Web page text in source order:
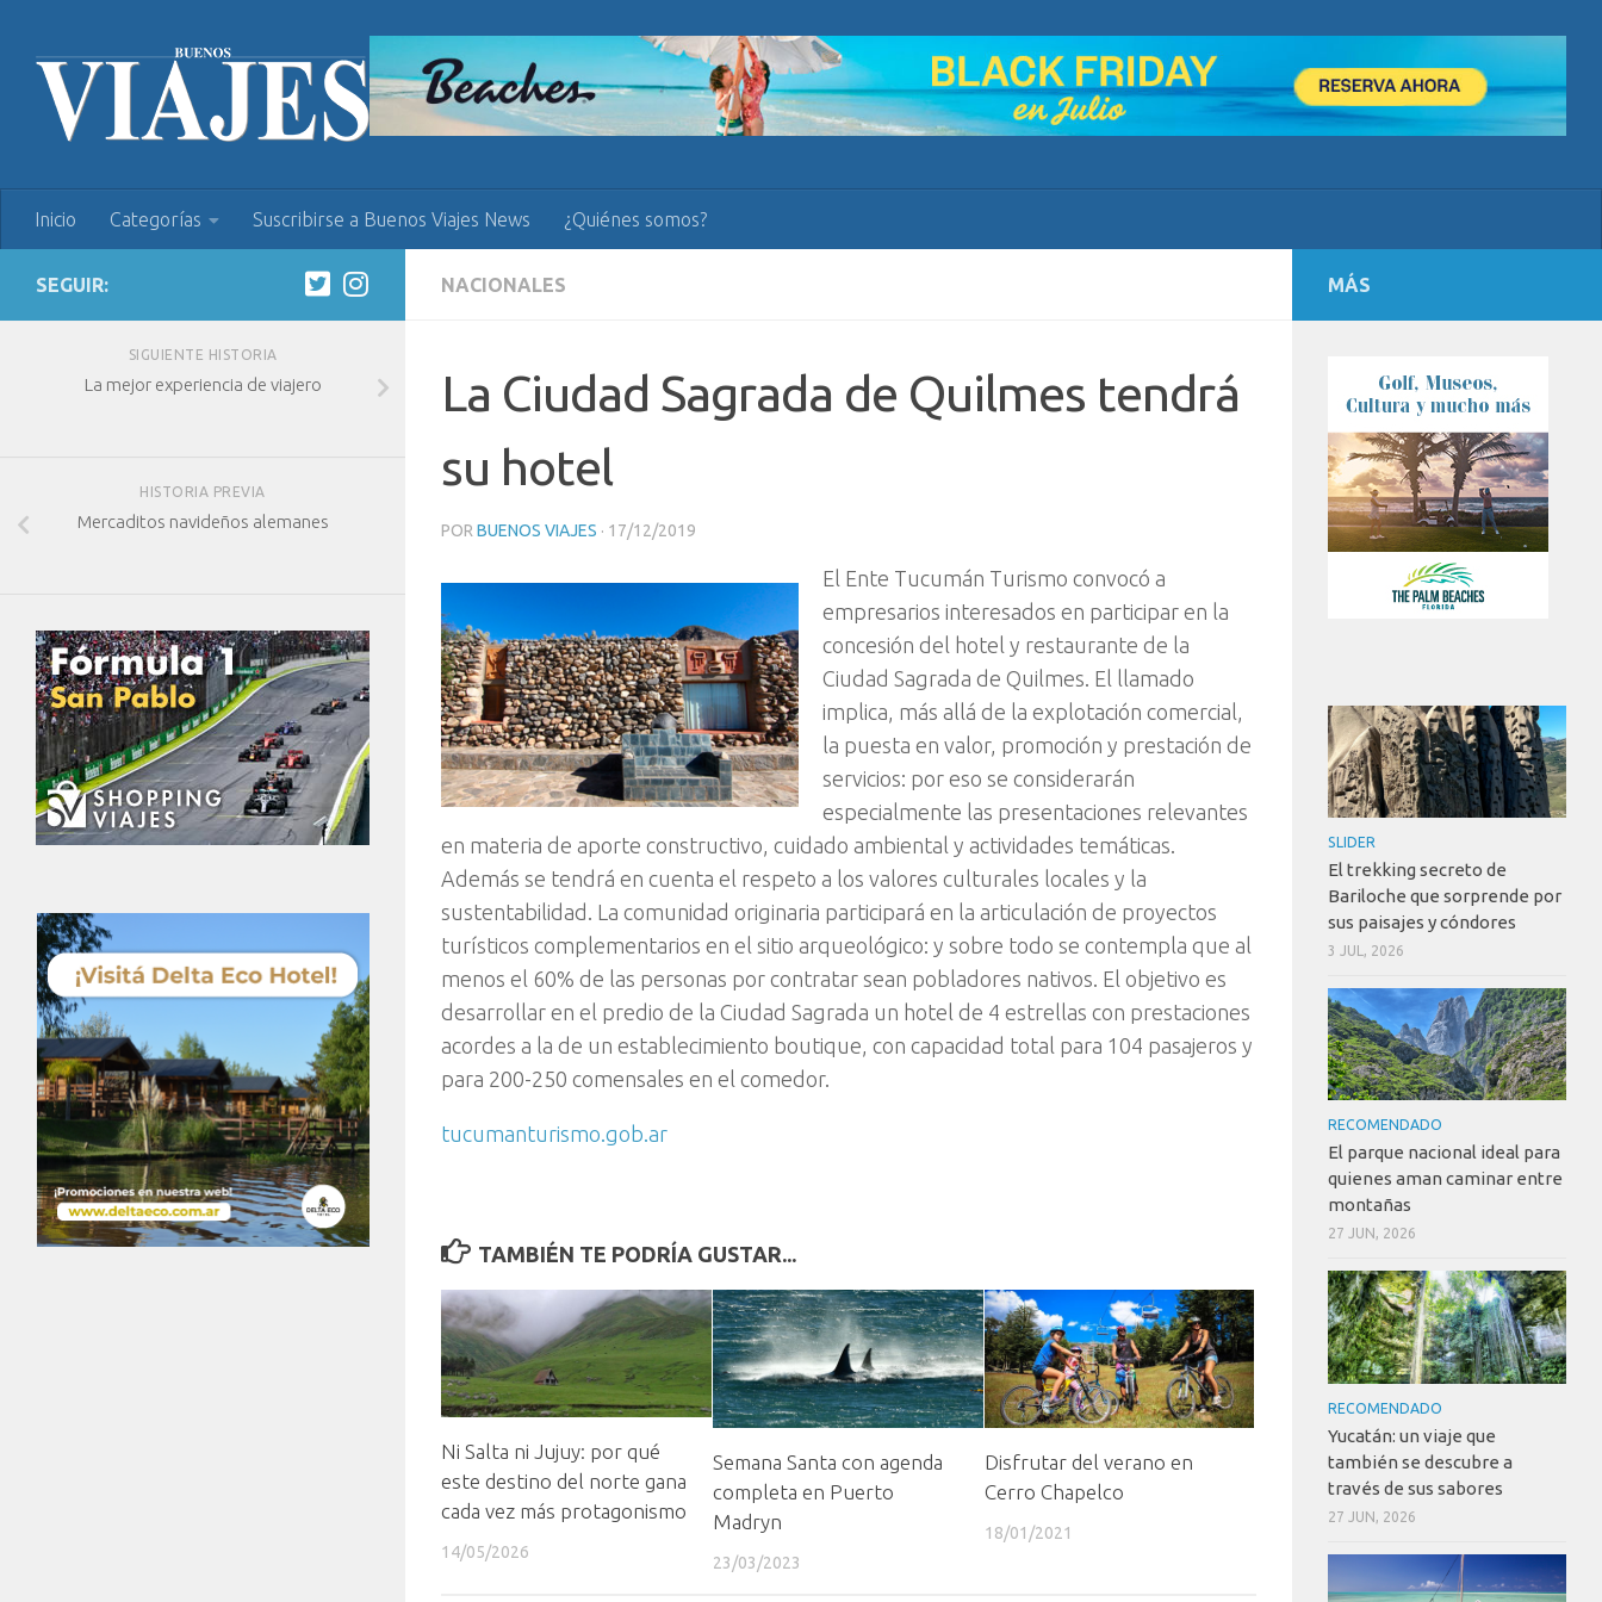
Inicio Categorías Suscribirse a Buenos Viajes News ¿Quiénes somos?
NACIONALES
La Ciudad Sagrada de Quilmes tendrá
su hotel
POR BUENOS VIAJES · 17/12/2019
El Ente Tucumán Turismo convocó a
empresarios interesados en participar en la
concesión del hotel y restaurante de la
Ciudad Sagrada de Quilmes. El llamado
implica, más allá de la explotación comercial,
la puesta en valor, promoción y prestación de
servicios: por eso se considerarán
especialmente las presentaciones relevantes
en materia de aporte constructivo, cuidado ambiental y actividades temáticas.
Además se tendrá en cuenta el respeto a los valores culturales locales y la
sustentabilidad. La comunidad originaria participará en la articulación de proyectos
turísticos complementarios en el sitio arqueológico: y sobre todo se contempla que al
menos el 60% de las personas por contratar sean pobladores nativos. El objetivo es
desarrollar en el predio de la Ciudad Sagrada un hotel de 4 estrellas con prestaciones
acordes a la de un establecimiento boutique, con capacidad total para 104 pasajeros y
para 200-250 comensales en el comedor.
tucumanturismo.gob.ar
TAMBIÉN TE PODRÍA GUSTAR...
Ni Salta ni Jujuy: por qué
este destino del norte gana
cada vez más protagonismo
14/05/2026
Semana Santa con agenda
completa en Puerto
Madryn
23/03/2023
Disfrutar del verano en
Cerro Chapelco
18/01/2021
SEGUIR:
SIGUIENTE HISTORIA
La mejor experiencia de viajero
HISTORIA PREVIA
Mercaditos navideños alemanes
MÁS
SLIDER
El trekking secreto de
Bariloche que sorprende por
sus paisajes y cóndores
3 JUL, 2026
RECOMENDADO
El parque nacional ideal para
quienes aman caminar entre
montañas
27 JUN, 2026
RECOMENDADO
Yucatán: un viaje que
también se descubre a
través de sus sabores
27 JUN, 2026